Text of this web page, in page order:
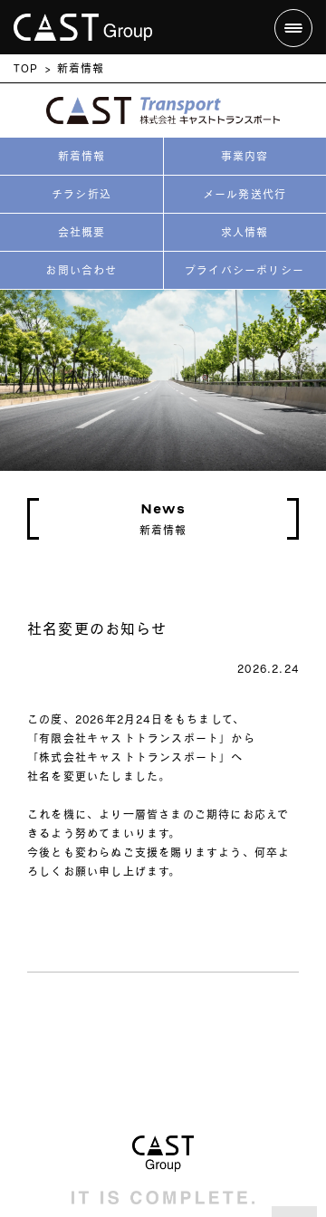
TOP 新着情報
新着情報 事業内容
チラシ折込 メール発送代行
会社概要 求人情報
お問い合わせ プライバシーポリシー
News
新着情報
社名変更のお知らせ
2026.2.24
この度、2026年2月24日をもちまして、
「有限会社キャストトランスポート」から
「株式会社キャストトランスポート」へ
社名を変更いたしました。
これを機に、より一層皆さまのご期待にお応えで
きるよう努めてまいります。
今後とも変わらぬご支援を賜りますよう、何卒よ
ろしくお願い申し上げます。